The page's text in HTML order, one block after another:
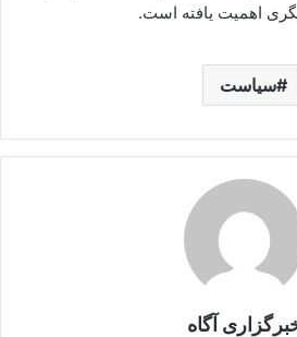
اهمیت یافته است.
سیاست
آگاه